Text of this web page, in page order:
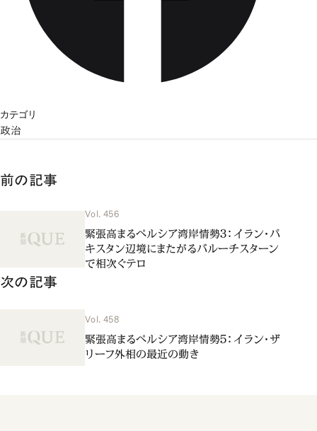
カテゴリ
政治
前の記事
Vol. 456
緊張高まるペルシア湾岸情勢３：イラン・パ
キスタン辺境にまたがるバルーチスターン
で相次ぐテロ
次の記事
Vol. 458
緊張高まるペルシア湾岸情勢５：イラン・ザ
リーフ外相の最近の動き